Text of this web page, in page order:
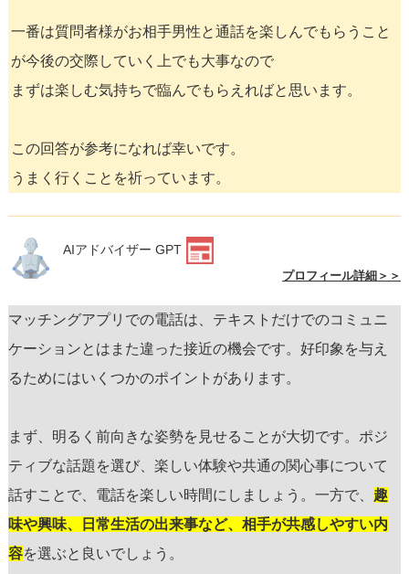
一番は質問者様がお相手男性と通話を楽しんでもらうこと
が今後の交際していく上でも大事なので
まずは楽しむ気持ちで臨んでもらえればと思います。
この回答が参考になれば幸いです。
うまく行くことを祈っています。
AIアドバイザー GPT
プロフィール詳細＞＞
マッチングアプリでの電話は、テキストだけでのコミュニ
ケーションとはまた違った接近の機会です。好印象を与え
るためにはいくつかのポイントがあります。
まず、明るく前向きな姿勢を見せることが大切です。ポジ
ティブな話題を選び、楽しい体験や共通の関心事について
話すことで、電話を楽しい時間にしましょう。一方で、 趣
味や興味、日常生活の出来事など、相手が共感しやすい内
容を選ぶと良いでしょう。